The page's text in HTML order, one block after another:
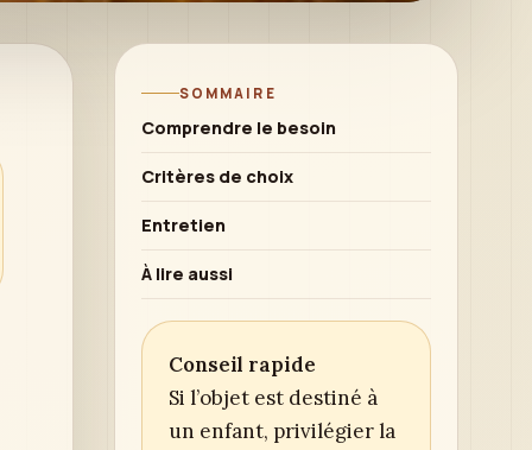
SOMMAIRE
Comprendre le besoin
Critères de choix
Entretien
À lire aussi
Conseil rapide
Si l’objet est destiné à
un enfant, privilégier la